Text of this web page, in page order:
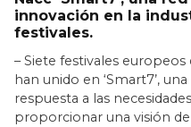
innovación en la
festivales.
– Siete festivales
han unido en ‘Smart7’,
respuesta a las
proporcionar una visión